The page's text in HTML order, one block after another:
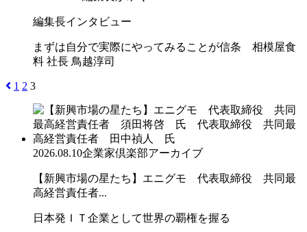
編集長インタビュー
まずは自分で実際にやってみることが信条 相模屋食
料 社長 鳥越淳司
1 2 3
2026.08.10企業家倶楽部アーカイブ
【新興市場の星たち】エニグモ 代表取締役 共同最
高経営責任者...
日本発ＩＴ企業として世界の覇権を握る